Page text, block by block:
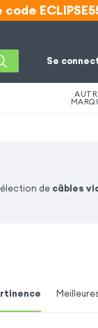
ECLIPSE55
Se
de câbles